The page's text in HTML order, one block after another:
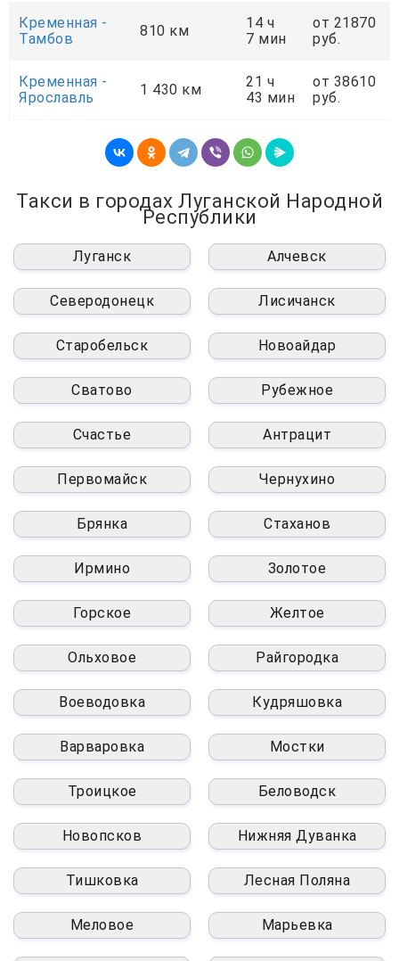
Кременная -
Тамбов
810 км
14 ч
7 мин
от 21870
руб.
Кременная -
Ярославль
1 430 км
21 ч
43 мин
от 38610
руб.
Такси в городах Луганской Народной
Республики
Луганск Алчевск
Северодонецк Лисичанск
Старобельск Новоайдар
Сватово Рубежное
Счастье Антрацит
Первомайск Чернухино
Брянка Стаханов
Ирмино Золотое
Горское Желтое
Ольховое Райгородка
Воеводовка Кудряшовка
Варваровка Мостки
Троицкое Беловодск
Новопсков Нижняя Дуванка
Тишковка Лесная Поляна
Меловое Марьевка